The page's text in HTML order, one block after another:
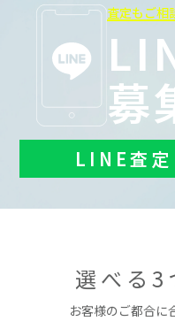
査定もご相
募
LINE査定
選べる3
お客様のご都合に